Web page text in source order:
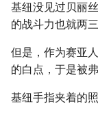
基纽没见过贝丽
的战斗力也就两
但是，作为赛亚
的白点，于是被
基纽手指夹着的